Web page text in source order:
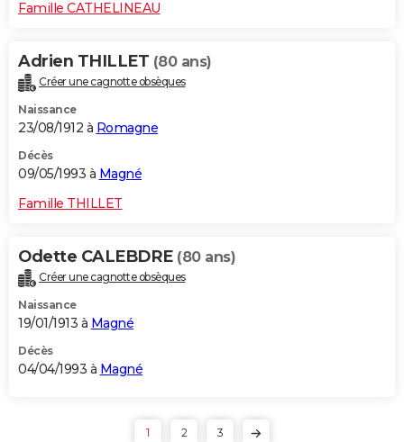
Famille CATHELINEAU
Adrien THILLET (80 ans)
Créer une cagnotte obsèques
Naissance
23/08/1912 à Romagne
Décès
09/05/1993 à Magné
Famille THILLET
Odette CALEBDRE (80 ans)
Créer une cagnotte obsèques
Naissance
19/01/1913 à Magné
Décès
04/04/1993 à Magné
1 2 3